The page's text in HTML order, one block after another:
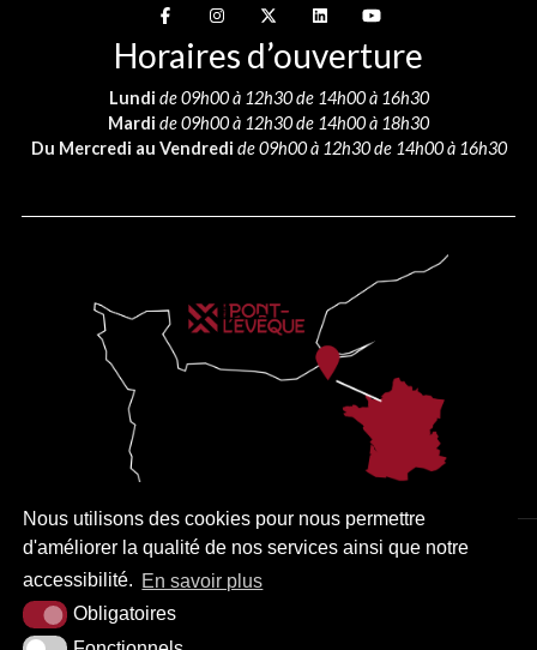
Nous utilisons des cookies pour nous permettre
d'améliorer la qualité de nos services ainsi que notre
accessibilité. En savoir plus
Obligatoires
Suivez-nous sur
Suivez-nous sur
Suivez-nous sur
Suivez-nous sur
Suivez-nous sur
Horaires d’ouverture
Lundi de 09h00 à 12h30 de 14h00 à 16h30
Mardi de 09h00 à 12h30 de 14h00 à 18h30
Du Mercredi au Vendredi de 09h00 à 12h30 de 14h00 à 16h30
PLAN DU SITE MENTIONS LÉGALES ACCESSIBILITÉ